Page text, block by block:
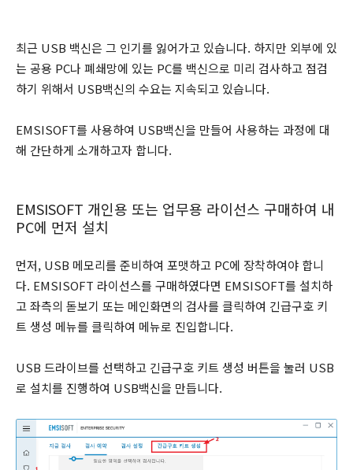
최근 USB 백신은 그 인기를 잃어가고 있습니다. 하지만 외부에 있
는 공용 PC나 폐쇄망에 있는 PC를 백신으로 미리 검사하고 점검
하기 위해서 USB백신의 수요는 지속되고 있습니다.
EMSISOFT를 사용하여 USB백신을 만들어 사용하는 과정에 대
해 간단하게 소개하고자 합니다.
EMSISOFT 개인용 또는 업무용 라이선스 구매하여 내
PC에 먼저 설치
먼저, USB 메모리를 준비하여 포맷하고 PC에 장착하여야 합니
다. EMSISOFT 라이선스를 구매하였다면 EMSISOFT를 설치하
고 좌측의 돋보기 또는 메인화면의 검사를 클릭하여 긴급구호 키
트 생성 메뉴를 클릭하여 메뉴로 진입합니다.
USB 드라이브를 선택하고 긴급구호 키트 생성 버튼을 눌러 USB
로 설치를 진행하여 USB백신을 만듭니다.